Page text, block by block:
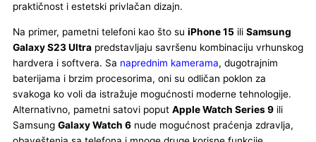
praktičnost i estetski privlačan dizajn.
Na primer, pametni telefoni kao što su iPhone 15 ili Samsung
Galaxy S23 Ultra predstavljaju savršenu kombinaciju vrhunskog
hardvera i softvera. Sa naprednim kamerama, dugotrajnim
baterijama i brzim procesorima, oni su odličan poklon za
svakoga ko voli da istražuje mogućnosti moderne tehnologije.
Alternativno, pametni satovi poput Apple Watch Series 9 ili
Samsung Galaxy Watch 6 nude mogućnost praćenja zdravlja,